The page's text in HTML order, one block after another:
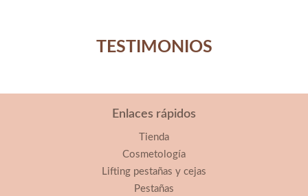
TESTIMONIOS
Enlaces rápidos
Tienda
Cosmetología
Lifting pestañas y cejas
Pestañas